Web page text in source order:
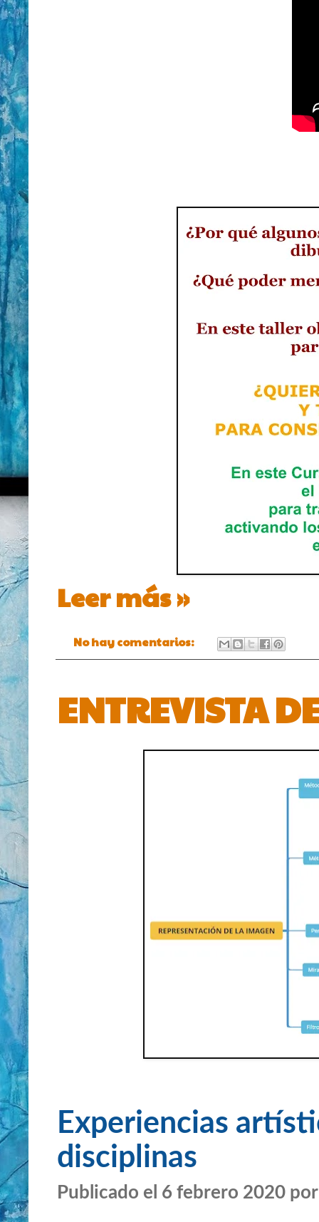
Leer más »
No hay comentarios:
ENTREVISTA
Experiencias
disciplinas
Publicado el 6 febrero 2020